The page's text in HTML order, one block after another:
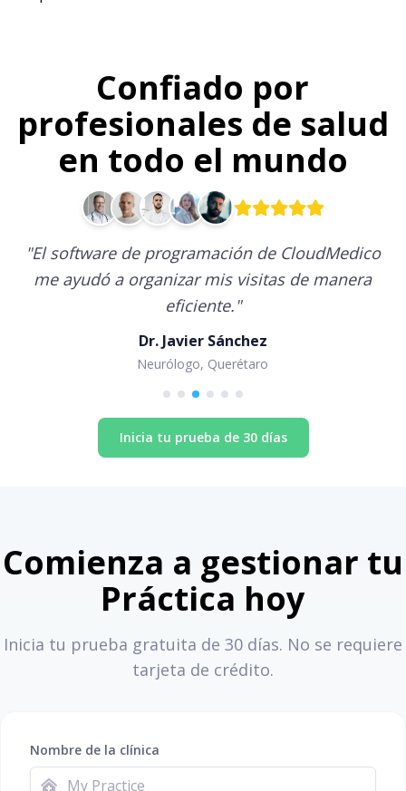
Confiado por
profesionales de salud
en todo el mundo
"El software de programación de CloudMedico
me ayudó a organizar mis visitas de manera
eficiente."
Dr. Javier Sánchez
Neurólogo, Querétaro
Inicia tu prueba de 30 días
Comienza a gestionar tu
Práctica hoy
Inicia tu prueba gratuita de 30 días. No se requiere
tarjeta de crédito.
Nombre de la clínica